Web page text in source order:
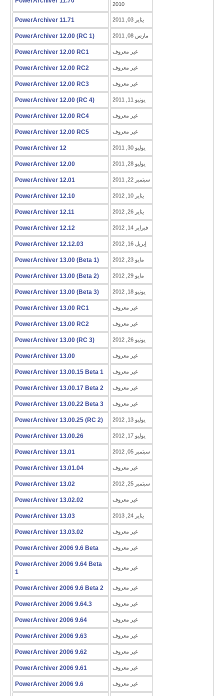
2010
PowerArchiver 11.71 يناير 03, 2011
PowerArchiver 12.00 (RC 1) مارس 08, 2011
PowerArchiver 12.00 RC1 غير معروف
PowerArchiver 12.00 RC2 غير معروف
PowerArchiver 12.00 RC3 غير معروف
PowerArchiver 12.00 (RC 4) يونيو 11, 2011
PowerArchiver 12.00 RC4 غير معروف
PowerArchiver 12.00 RC5 غير معروف
PowerArchiver 12 يوليو 30, 2011
PowerArchiver 12.00 يوليو 28, 2011
PowerArchiver 12.01 سبتمبر 22, 2011
PowerArchiver 12.10 يناير 10, 2012
PowerArchiver 12.11 يناير 26, 2012
PowerArchiver 12.12 فبراير 14, 2012
PowerArchiver 12.12.03 إبريل 16, 2012
PowerArchiver 13.00 (Beta 1) مايو 23, 2012
PowerArchiver 13.00 (Beta 2) مايو 29, 2012
PowerArchiver 13.00 (Beta 3) يونيو 18, 2012
PowerArchiver 13.00 RC1 غير معروف
PowerArchiver 13.00 RC2 غير معروف
PowerArchiver 13.00 (RC 3) يونيو 26, 2012
PowerArchiver 13.00 غير معروف
PowerArchiver 13.00.15 Beta 1 غير معروف
PowerArchiver 13.00.17 Beta 2 غير معروف
PowerArchiver 13.00.22 Beta 3 غير معروف
PowerArchiver 13.00.25 (RC 2) يوليو 13, 2012
PowerArchiver 13.00.26 يوليو 17, 2012
PowerArchiver 13.01 سبتمبر 05, 2012
PowerArchiver 13.01.04 غير معروف
PowerArchiver 13.02 سبتمبر 25, 2012
PowerArchiver 13.02.02 غير معروف
PowerArchiver 13.03 يناير 24, 2013
PowerArchiver 13.03.02 غير معروف
PowerArchiver 2006 9.6 Beta غير معروف
PowerArchiver 2006 9.64 Beta
1
غير معروف
PowerArchiver 2006 9.6 Beta 2 غير معروف
PowerArchiver 2006 9.64.3 غير معروف
PowerArchiver 2006 9.64 غير معروف
PowerArchiver 2006 9.63 غير معروف
PowerArchiver 2006 9.62 غير معروف
PowerArchiver 2006 9.61 غير معروف
PowerArchiver 2006 9.6 غير معروف